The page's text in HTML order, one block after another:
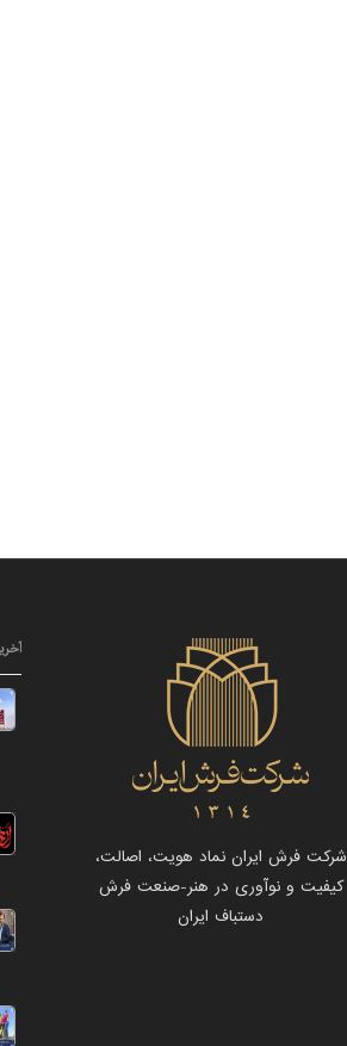
شرکت فرش ایران نماد هویت، اصالت،
کیفیت و نوآوری در هنر-صنعت فرش
دستباف ایران